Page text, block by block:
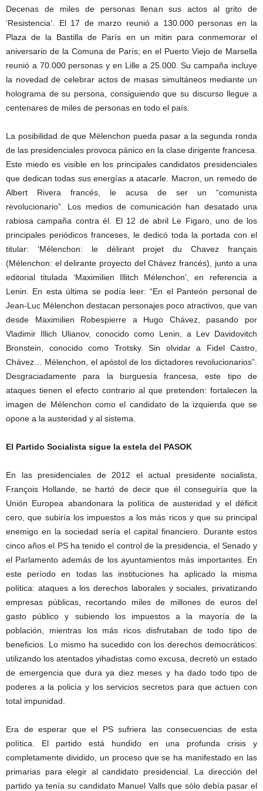
Decenas de miles de personas llenan sus actos al grito de
‘Resistencia’. El 17 de marzo reunió a 130.000 personas en la
Plaza de la Bastilla de París en un mitin para conmemorar el
aniversario de la Comuna de París; en el Puerto Viejo de Marsella
reunió a 70.000 personas y en Lille a 25.000. Su campaña incluye
la novedad de celebrar actos de masas simultáneos mediante un
holograma de su persona, consiguiendo que su discurso llegue a
centenares de miles de personas en todo el país.
La posibilidad de que Mélenchon pueda pasar a la segunda ronda
de las presidenciales provoca pánico en la clase dirigente francesa.
Este miedo es visible en los principales candidatos presidenciales
que dedican todas sus energías a atacarle. Macron, un remedo de
Albert Rivera francés, le acusa de ser un “comunista
revolucionario”. Los medios de comunicación han desatado una
rabiosa campaña contra él. El 12 de abril Le Figaro, uno de los
principales periódicos franceses, le dedicó toda la portada con el
titular: ‘Mélenchon: le délirant projet du Chavez français
(Mélenchon: el delirante proyecto del Chávez francés), junto a una
editorial titulada ‘Maximilien Illitch Mélenchon’, en referencia a
Lenin. En esta última se podía leer: “En el Panteón personal de
Jean-Luc Mélenchon destacan personajes poco atractivos, que van
desde Maximilien Robespierre a Hugo Chávez, pasando por
Vladimir Illich Ulianov, conocido como Lenin, a Lev Davidovitch
Bronstein, conocido como Trotsky. Sin olvidar a Fidel Castro,
Chávez… Mélenchon, el apóstol de los dictadores revolucionarios”.
Desgraciadamente para la burguesía francesa, este tipo de
ataques tienen el efecto contrario al que pretenden: fortalecen la
imagen de Mélenchon como el candidato de la izquierda que se
opone a la austeridad y al sistema.
El Partido Socialista sigue la estela del PASOK
En las presidenciales de 2012 el actual presidente socialista,
François Hollande, se hartó de decir que él conseguiría que la
Unión Europea abandonara la política de austeridad y el déficit
cero, que subiría los impuestos a los más ricos y que su principal
enemigo en la sociedad sería el capital financiero. Durante estos
cinco años el PS ha tenido el control de la presidencia, el Senado y
el Parlamento además de los ayuntamientos más importantes. En
este período en todas las instituciones ha aplicado la misma
política: ataques a los derechos laborales y sociales, privatizando
empresas públicas, recortando miles de millones de euros del
gasto público y subiendo los impuestos a la mayoría de la
población, mientras los más ricos disfrutaban de todo tipo de
beneficios. Lo mismo ha sucedido con los derechos democráticos:
utilizando los atentados yihadistas como excusa, decretó un estado
de emergencia que dura ya diez meses y ha dado todo tipo de
poderes a la policía y los servicios secretos para que actuen con
total impunidad.
Era de esperar que el PS sufriera las consecuencias de esta
política. El partido está hundido en una profunda crisis y
completamente dividido, un proceso que se ha manifestado en las
primarias para elegir al candidato presidencial. La dirección del
partido ya tenía su candidato Manuel Valls que sólo debía pasar el